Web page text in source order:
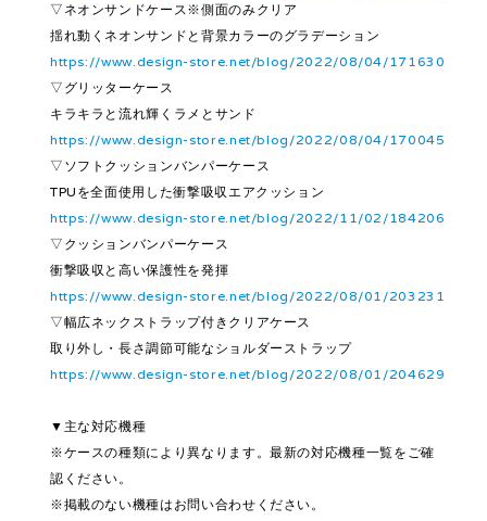
▽ネオンサンドケース※側面のみクリア
揺れ動くネオンサンドと背景カラーのグラデーション
https://www.design-store.net/blog/2022/08/04/171630
▽グリッターケース
キラキラと流れ輝くラメとサンド
https://www.design-store.net/blog/2022/08/04/170045
▽ソフトクッションバンパーケース
TPUを全面使用した衝撃吸収エアクッション
https://www.design-store.net/blog/2022/11/02/184206
▽クッションバンパーケース
衝撃吸収と高い保護性を発揮
https://www.design-store.net/blog/2022/08/01/203231
▽幅広ネックストラップ付きクリアケース
取り外し・長さ調節可能なショルダーストラップ
https://www.design-store.net/blog/2022/08/01/204629
▼主な対応機種
※ケースの種類により異なります。最新の対応機種一覧をご確
認ください。
※掲載のない機種はお問い合わせください。